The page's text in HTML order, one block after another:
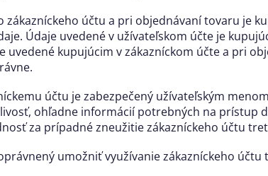
zákazníckeho účtu a pri objednávaní tovaru je
Údaje uvedené v užívateľskom účte je
uvedené kupujúcim v zákazníckom účte a pri
účtu je zabezpečený užívateľským
ohľadne informácií potrebných na prístup
za prípadné zneužitie zákazníckeho účtu
umožniť využívanie zákazníckeho